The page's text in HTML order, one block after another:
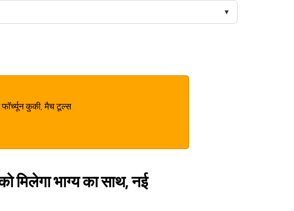
कुकी, मैच टूल्स
मिलेगा भाग्य का साथ, नई